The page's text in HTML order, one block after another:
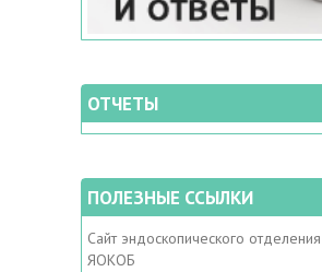
ОТЧЕТЫ
ПОЛЕЗНЫЕ ССЫЛКИ
Сайт эндоскопического
ЯОКОБ